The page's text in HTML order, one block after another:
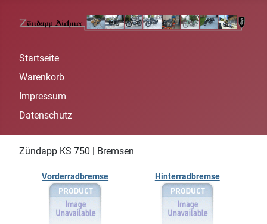
Startseite
Warenkorb
Impressum
Datenschutz
Zündapp KS 750 | Bremsen
Vorderradbremse Hinterradbremse